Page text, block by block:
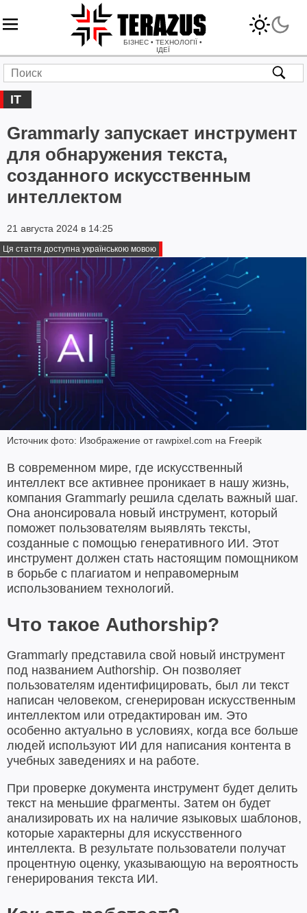
БІЗНЕС • ТЕХНОЛОГІЇ •
ІДЕЇ
IT
Grammarly запускает инструмент
для обнаружения текста,
созданного искусственным
интеллектом
21 августа 2024 в 14:25
Ця стаття доступна українською мовою
Источник фото: Изображение от rawpixel.com на Freepik
В современном мире, где искусственный
интеллект все активнее проникает в нашу жизнь,
компания Grammarly решила сделать важный шаг.
Она анонсировала новый инструмент, который
поможет пользователям выявлять тексты,
созданные с помощью генеративного ИИ. Этот
инструмент должен стать настоящим помощником
в борьбе с плагиатом и неправомерным
использованием технологий.
Что такое Authorship?
Grammarly представила свой новый инструмент
под названием Authorship. Он позволяет
пользователям идентифицировать, был ли текст
написан человеком, сгенерирован искусственным
интеллектом или отредактирован им. Это
особенно актуально в условиях, когда все больше
людей используют ИИ для написания контента в
учебных заведениях и на работе.
При проверке документа инструмент будет делить
текст на меньшие фрагменты. Затем он будет
анализировать их на наличие языковых шаблонов,
которые характерны для искусственного
интеллекта. В результате пользователи получат
процентную оценку, указывающую на вероятность
генерирования текста ИИ.